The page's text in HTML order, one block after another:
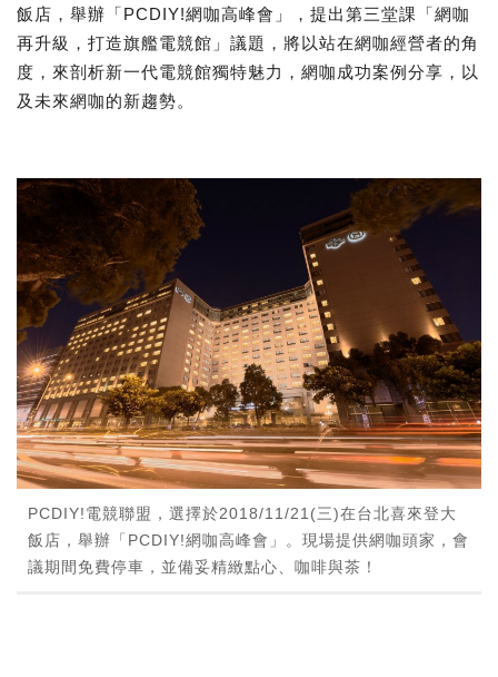
飯店，舉辦「PCDIY!網咖高峰會」，提出第三堂課「網咖
再升級，打造旗艦電競館」議題，將以站在網咖經營者的角
度，來剖析新一代電競館獨特魅力，網咖成功案例分享，以
及未來網咖的新趨勢。
PCDIY!電競聯盟，選擇於2018/11/21(三)在台北喜來登大
飯店，舉辦「PCDIY!網咖高峰會」。現場提供網咖頭家，會
議期間免費停車，並備妥精緻點心、咖啡與茶！